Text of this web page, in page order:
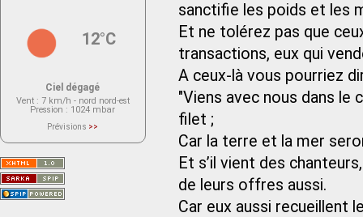
sanctifie les poids et les
Et ne tolérez pas que
transactions, eux qui
A ceux-là vous pourriez
"Viens avec nous dans
filet ;
Car la terre et la mer
Et s’il vient des
de leurs offres aussi.
Car eux aussi recueillent
12°C
Ciel dégagé
Vent : 7 km/h - nord nord-est
Pression : 1024 mbar
Prévisions >>
actuellement aucune prévision
Saint-Nom.
Veuillez consulter le message du
service ci-dessous.
(401 - Invalid API key. Please see
https://openweathermap.org/faq#error401